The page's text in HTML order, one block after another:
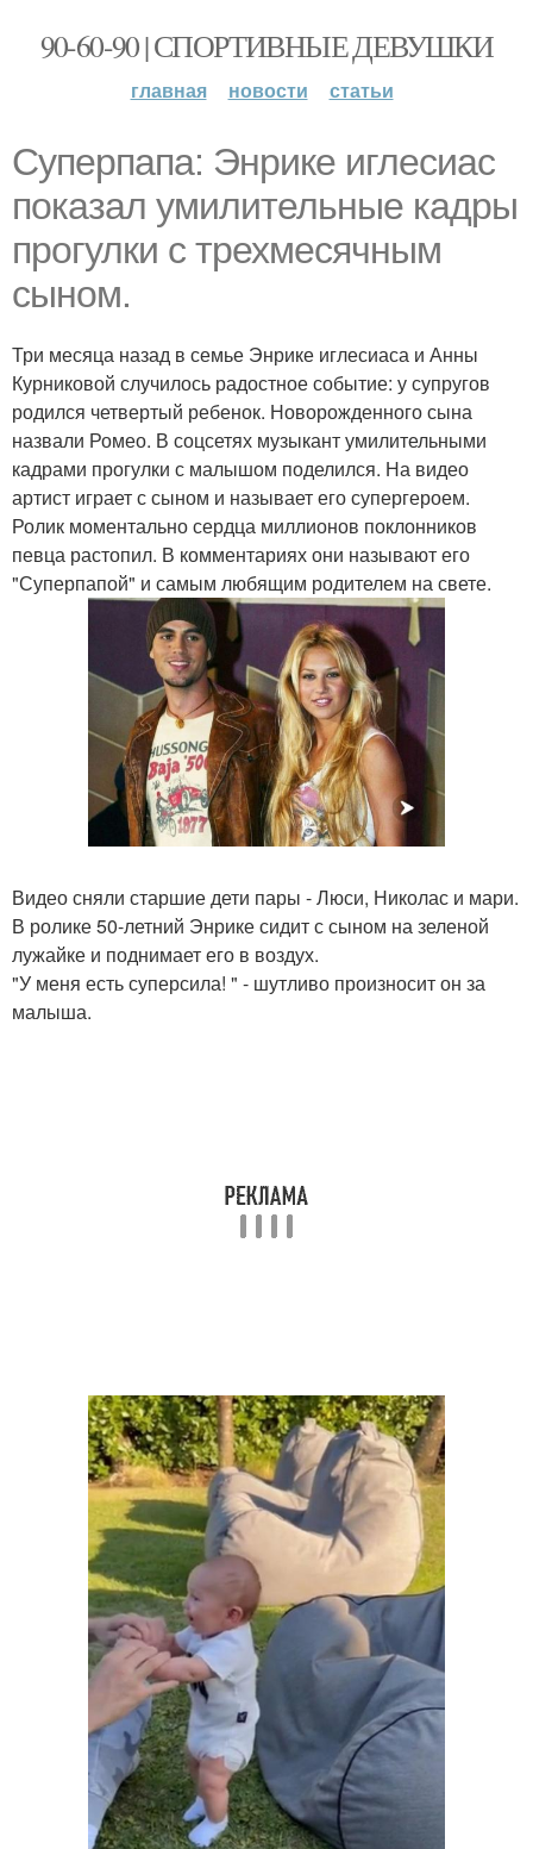
90-60-90 | СПОРТИВНЫЕ ДЕВУШКИ
главная новости статьи
Суперпапа: Энрике иглесиас
показал умилительные кадры
прогулки с трехмесячным
сыном.
Три месяца назад в семье Энрике иглесиаса и Анны
Курниковой случилось радостное событие: у супругов
родился четвертый ребенок. Новорожденного сына
назвали Ромео. В соцсетях музыкант умилительными
кадрами прогулки с малышом поделился. На видео
артист играет с сыном и называет его супергероем.
Ролик моментально сердца миллионов поклонников
певца растопил. В комментариях они называют его
"Суперпапой" и самым любящим родителем на свете.
Видео сняли старшие дети пары - Люси, Николас и мари.
В ролике 50-летний Энрике сидит с сыном на зеленой
лужайке и поднимает его в воздух.
"У меня есть суперсила! " - шутливо произносит он за
малыша.